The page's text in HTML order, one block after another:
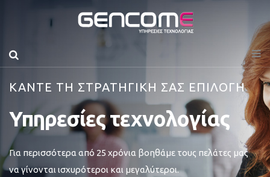
ΚΑΝΤΕ ΤΗ ΣΤΡΑΤΗΓΙΚΗ ΣΑΣ ΕΠΙΛΟΓΗ
Υπηρεσίες τεχνολογίας
Για περισσότερα από 25 χρόνια βοηθάμε τους πελάτες μας
να γίνονται ισχυρότεροι και μεγαλύτεροι.